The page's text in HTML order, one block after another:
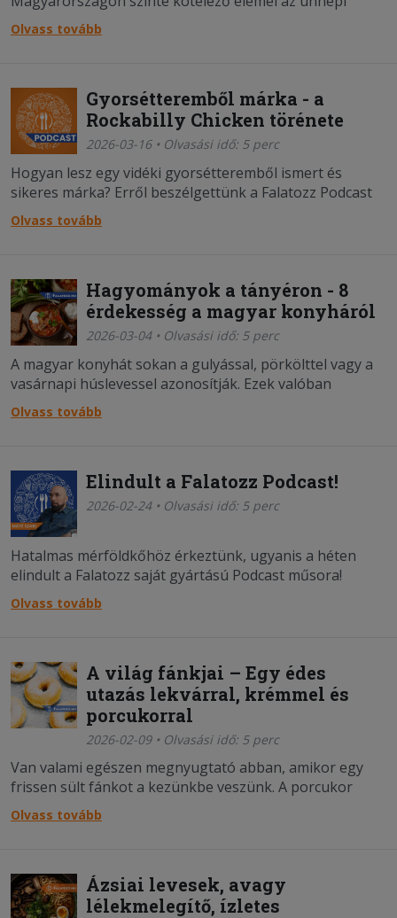
asztalnak. De vajon mit esznek húsvétkor a világ más
részein?
Olvass tovább
Gyorsétteremből márka - a
Rockabilly Chicken törénete
2026-03-16 • Olvasási idő: 5 perc
Hogyan lesz egy vidéki gyorsétteremből ismert és
sikeres márka? Erről beszélgettünk a Falatozz Podcast
első epizódjában, ahol a vendég Vass László, a miskolci
Rockabilly Chicken tulajdonosa volt.
Olvass tovább
Hagyományok a tányéron - 8
érdekesség a magyar konyháról
2026-03-04 • Olvasási idő: 5 perc
A magyar konyhát sokan a gulyással, pörkölttel vagy a
vasárnapi húslevessel azonosítják. Ezek valóban
ikonikus fogások, amik ma már a mindennapjaink
részeit képezik, de a gasztronómiánk ennél jóval
Olvass tovább
Elindult a Falatozz Podcast!
2026-02-24 • Olvasási idő: 5 perc
Hatalmas mérföldkőhöz érkeztünk, ugyanis a héten
elindult a Falatozz saját gyártású Podcast műsora!
Olvass tovább
A világ fánkjai – Egy édes
utazás lekvárral, krémmel és
porcukorral
2026-02-09 • Olvasási idő: 5 perc
Van valami egészen megnyugtató abban, amikor egy
frissen sült fánkot a kezünkbe veszünk. A porcukor
finoman száll, a tészta még langyos, a töltelék pedig ott
rejtőzik belül – lekvár, krém, csokoládé vagy éppen
Olvass tovább
Ázsiai levesek, avagy
lélekmelegítő, ízletes